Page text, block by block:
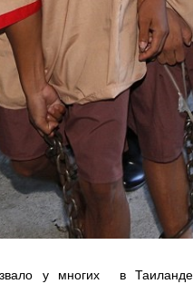
у многих в